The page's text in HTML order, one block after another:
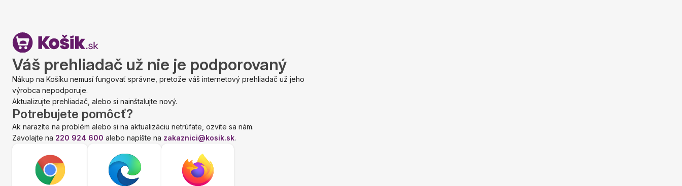
Váš prehliadač už nie je podporovaný
Nákup na Košíku nemusí fungovať správne, pretože váš internetový prehliadač už jeho
výrobca nepodporuje.
Aktualizujte prehliadač, alebo si nainštalujte nový.
Potrebujete pomôcť?
Ak narazíte na problém alebo si na aktualizáciu netrúfate, ozvite sa nám.
Zavolajte na 220 924 600 alebo napíšte na zakaznici@kosik.sk.